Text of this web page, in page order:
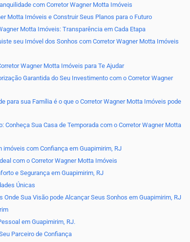
com Corretor Wagner Motta Imóveis
Motta Imóveis e Construir Seus Planos para o Futuro
Motta Imóveis: Transparência em Cada Etapa
seu Imóvel dos Sonhos com Corretor Wagner Motta Imóveis
Wagner Motta Imóveis para Te Ajudar
Garantida do Seu Investimento com o Corretor Wagner
para sua Família é o que o Corretor Wagner Motta Imóveis pode
Conheça Sua Casa de Temporada com o Corretor Wagner Motta
com Confiança em Guapimirim, RJ
com o Corretor Wagner Motta Imóveis
e Segurança em Guapimirim, RJ
Únicas
Sua Visão pode Alcançar Seus Sonhos em Guapimirim, RJ
em Guapimirim, RJ.
Parceiro de Confiança